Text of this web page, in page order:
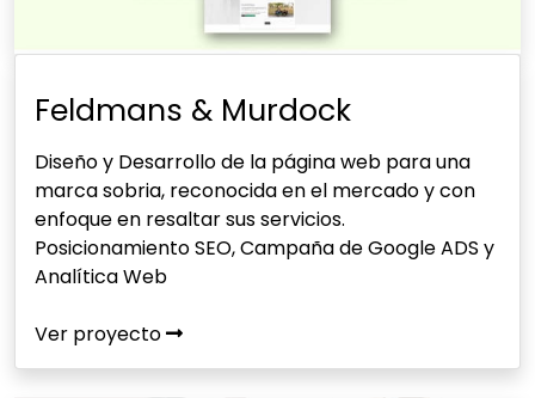
Feldmans & Murdock
Diseño y Desarrollo de la página web para una
marca sobria, reconocida en el mercado y con
enfoque en resaltar sus servicios.
Posicionamiento SEO, Campaña de Google ADS y
Analítica Web
Ver proyecto